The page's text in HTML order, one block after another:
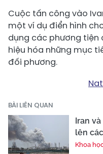
Cuộc tấn công vào
một ví dụ điển hình
dụng các phương tiện
hiệu hóa những mục
đối phương.
BÀI LIÊN QUAN
Iran
lên
Khoa